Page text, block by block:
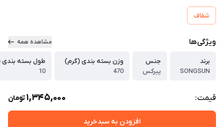
شفاف
ویژگی‌ها مشاهده همه
برند
SONGSUN
جنس
پیرکس
وزن بسته بندی (گرم)
470
طول بسته بندی
10
قیمت: 1,345,000تومان
افزودن به سبدخرید